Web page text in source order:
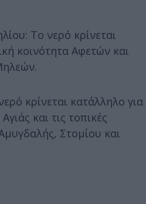
Το νερό κρίνεται
κοινότητα Αφετών και
κρίνεται κατάλληλο για
και τις τοπικές
Στομίου και